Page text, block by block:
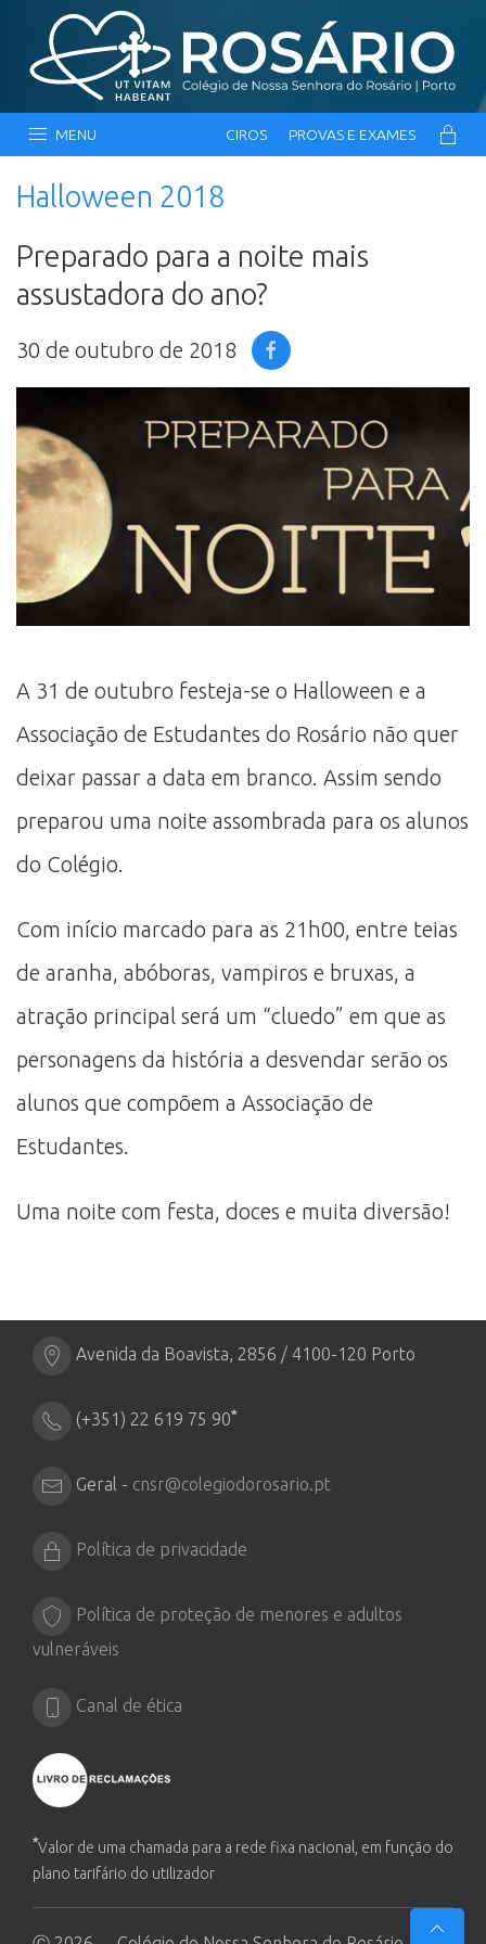
MENU CIROS PROVAS E EXAMES
Halloween 2018
Preparado para a noite mais
assustadora do ano?
30 de outubro de 2018
A 31 de outubro festeja-se o Halloween e a
Associação de Estudantes do Rosário não quer
deixar passar a data em branco. Assim sendo
preparou uma noite assombrada para os alunos
do Colégio.
Com início marcado para as 21h00, entre teias
de aranha, abóboras, vampiros e bruxas, a
atração principal será um “cluedo” em que as
personagens da história a desvendar serão os
alunos que compõem a Associação de
Estudantes.
Uma noite com festa, doces e muita diversão!
Avenida da Boavista, 2856 / 4100-120 Porto
(+351) 22 619 75 90*
Geral - cnsr@colegiodorosario.pt
Política de privacidade
Política de proteção de menores e adultos
vulneráveis
Canal de ética
*Valor de uma chamada para a rede fixa nacional, em função do
plano tarifário do utilizador